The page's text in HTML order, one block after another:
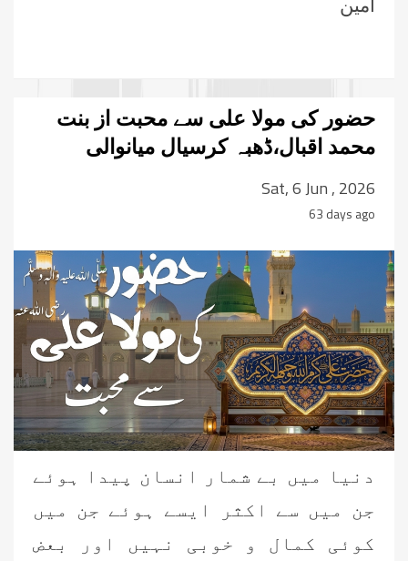
آمین
حضور کی مولا علی سے محبت از بنت
محمد اقبال،ڈھبہ کرسیال میانوالی
Sat, 6 Jun , 2026
63 days ago
دنیا میں بے شمار انسان پیدا ہوئے
جن میں سے اکثر ایسے ہوئے جن میں
کوئی کمال و خوبی نہیں اور بعض